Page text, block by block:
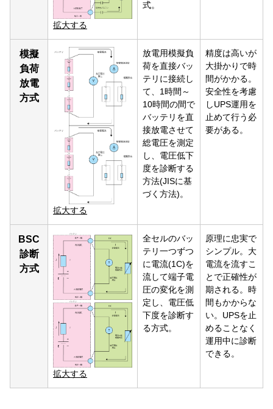
拡大する
式。
模擬
負荷
放電
方式
拡大する
放電用模擬負
荷を直接バッ
テリに接続し
て、1時間～
10時間の間で
バッテリを直
接放電させて
総電圧を測定
し、電圧低下
度を診断する
方法(JISに基
づく方法)。
精度は高いが
大掛かりで時
間がかかる。
安全性を考慮
しUPS運用を
止めて行う必
要がある。
BSC
診断
方式
拡大する
全セルのバッ
テリ一つずつ
に電流(1C)を
流して端子電
圧の変化を測
定し、電圧低
下度を診断す
る方式。
原理に忠実で
シンプル。大
電流を流すこ
とで正確性が
期される。時
間もかからな
い。UPSを止
めることなく
運用中に診断
できる。